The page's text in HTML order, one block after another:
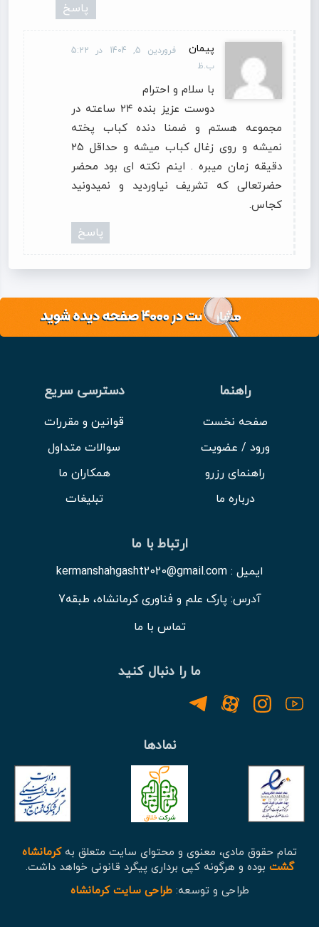
پاسخ
پیمان
فروردین 5, 1404 در 5:22
ب.ظ
با سلام و احترام
دوست عزیز بنده ۲۴ ساعته در
مجموعه هستم و ضمنا دنده کباب پخته
نمیشه و روی زغال کباب میشه و حداقل ۲۵
دقیقه زمان میبره . اینم نکته ای بود محضر
حضرتعالی که تشریف نیاوردید و نمیدونید
کجاس.
پاسخ
راهنما
صفحه نخست
ورود / عضویت
راهنمای رزرو
درباره ما
دسترسی سریع
قوانین و مقررات
سوالات متداول
همکاران ما
تبلیغات
ارتباط با ما
ایمیل : kermanshahgasht2020@gmail.com
آدرس: پارک علم و فناوری کرمانشاه، طبقه7
تماس با ما
ما را دنبال کنید
نمادها
تمام حقوق مادی، معنوی و محتوای سایت متعلق بهکرمانشاه
گشت بوده و هرگونه کپی برداری پیگرد قانونی خواهد داشت.
طراحی و توسعه:طراحی سایت کرمانشاه